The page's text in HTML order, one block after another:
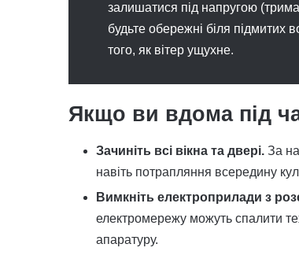
залишатися під напругою
будьте обережні біля підмитих
того, як вітер ущухне.
Якщо ви вдома під
Зачиніть всі вікна та двері. За
навіть потрапляння всередину
Вимкніть електроприлади з
електромережу можуть спалити
апаратуру.